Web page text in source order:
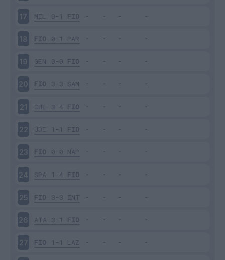
17 MIL 0-1 FIO
18 FIO 0-1 PAR
19 GEN 0-0 FIO
20 FIO 3-3 SAM
21 CHI 3-4 FIO
22 UDI 1-1 FIO
23 FIO 0-0 NAP
24 SPA 1-4 FIO
25 FIO 3-3 INT
26 ATA 3-1 FIO
27 FIO 1-1 LAZ